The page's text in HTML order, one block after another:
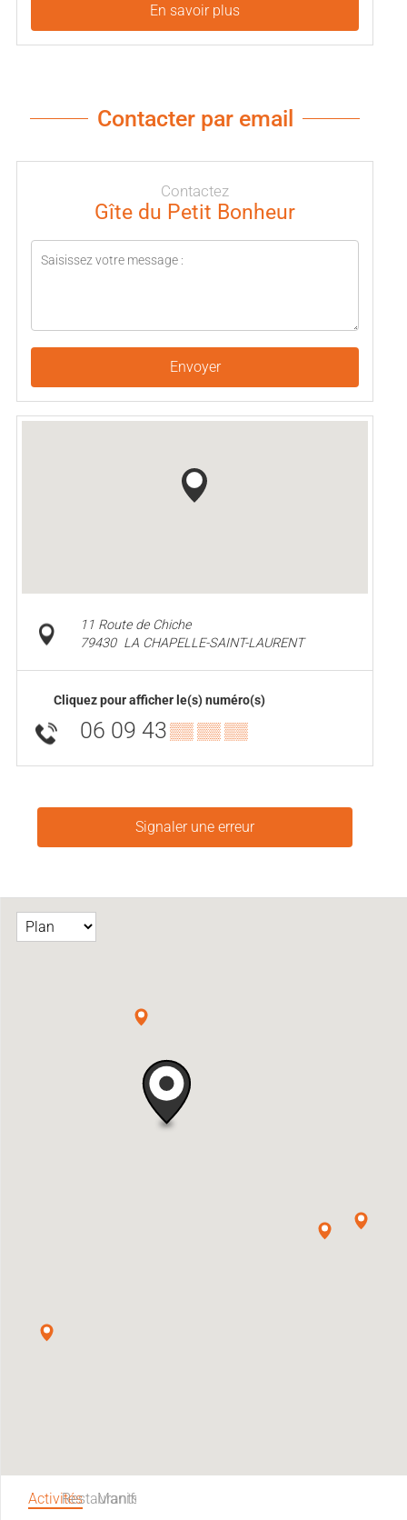
En savoir plus
Contacter par email
Contactez
Gîte du Petit Bonheur
Envoyer
11 Route de Chiche
79430 LA CHAPELLE-SAINT-LAURENT
Cliquez pour afficher le(s) numéro(s)
06 09 43▒▒ ▒▒ ▒▒
Signaler une erreur
ActivitésRestaurantsManifestations